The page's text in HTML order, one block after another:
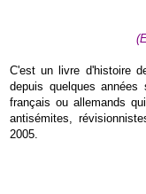
C'est un livre d'histoire
depuis quelques
français ou allemands
antisémites,
2005.